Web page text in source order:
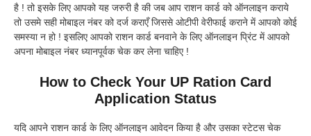
है ! तो इसके लिए आपको यह जरुरी है की जब आप राशन कार्ड को ऑनलाइन कराये
तो उसमे सही मोबाइल नंबर को दर्ज कराएँ जिससे ओटीपी वेरीफाई कराने में आपको कोई
समस्या न हो ! इसलिए आपको राशन कार्ड बनवाने के लिए ऑनलाइन प्रिंट में आपको
अपना मोबाइल नंबर ध्यानपूर्वक चेक कर लेना चाहिए !
How to Check Your UP Ration Card
Application Status
यदि आपने राशन कार्ड के लिए ऑनलाइन आवेदन किया है और उसका स्टेटस चेक